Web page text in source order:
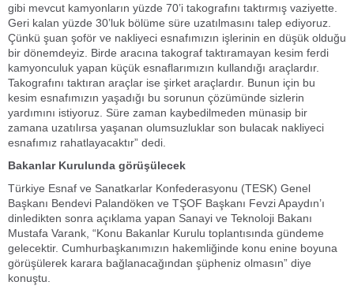
gibi mevcut kamyonların yüzde 70’i takografını taktırmış vaziyette.
Geri kalan yüzde 30’luk bölüme süre uzatılmasını talep ediyoruz.
Çünkü şuan şoför ve nakliyeci esnafımızın işlerinin en düşük olduğu
bir dönemdeyiz. Birde aracına takograf taktıramayan kesim ferdi
kamyonculuk yapan küçük esnaflarımızın kullandığı araçlardır.
Takografını taktıran araçlar ise şirket araçlardır. Bunun için bu
kesim esnafımızın yaşadığı bu sorunun çözümünde sizlerin
yardımını istiyoruz. Süre zaman kaybedilmeden münasip bir
zamana uzatılırsa yaşanan olumsuzluklar son bulacak nakliyeci
esnafımız rahatlayacaktır” dedi.
Bakanlar Kurulunda görüşülecek
Türkiye Esnaf ve Sanatkarlar Konfederasyonu (TESK) Genel
Başkanı Bendevi Palandöken ve TŞOF Başkanı Fevzi Apaydın’ı
dinledikten sonra açıklama yapan Sanayi ve Teknoloji Bakanı
Mustafa Varank, “Konu Bakanlar Kurulu toplantısında gündeme
gelecektir. Cumhurbaşkanımızın hakemliğinde konu enine boyuna
görüşülerek karara bağlanacağından şüpheniz olmasın” diye
konuştu.